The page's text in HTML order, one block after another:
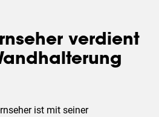
verdient
ist mit seiner